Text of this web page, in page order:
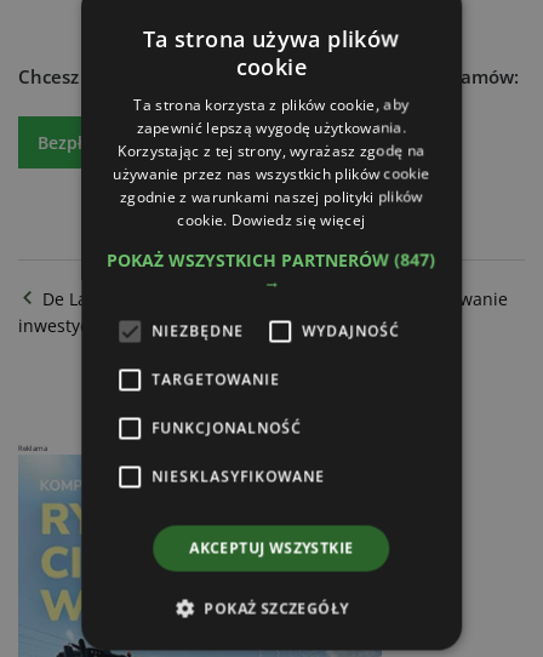
Chcesz dowiedzieć się więcej?Czytaj atr express - zamów:
Bezpłatny egzemplarz Prenumeratę
De Lage Landen Leasing Polska - elastyczne finansowanie
inwestycji rolniczych w 2026 roku
Reklama
Ta strona używa plików
cookie
Ta strona korzysta z plików cookie, aby
zapewnić lepszą wygodę użytkowania.
Korzystając z tej strony, wyrażasz zgodę na
używanie przez nas wszystkich plików cookie
zgodnie z warunkami naszej polityki plików
cookie. Dowiedz się więcej
POKAŻ WSZYSTKICH PARTNERÓW(847)
→
NIEZBĘDNE WYDAJNOŚĆ
TARGETOWANIE
FUNKCJONALNOŚĆ
NIESKLASYFIKOWANE
AKCEPTUJ WSZYSTKIE
POKAŻ SZCZEGÓŁY